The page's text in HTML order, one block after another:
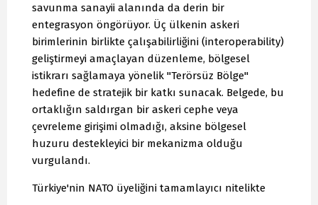
savunma sanayii alanında da derin bir
entegrasyon öngörüyor. Üç ülkenin askeri
birimlerinin birlikte çalışabilirliğini (interoperability)
geliştirmeyi amaçlayan düzenleme, bölgesel
istikrarı sağlamaya yönelik "Terörsüz Bölge"
hedefine de stratejik bir katkı sunacak. Belgede, bu
ortaklığın saldırgan bir askeri cephe veya
çevreleme girişimi olmadığı, aksine bölgesel
huzuru destekleyici bir mekanizma olduğu
vurgulandı.
Türkiye'nin NATO üyeliğini tamamlayıcı nitelikte